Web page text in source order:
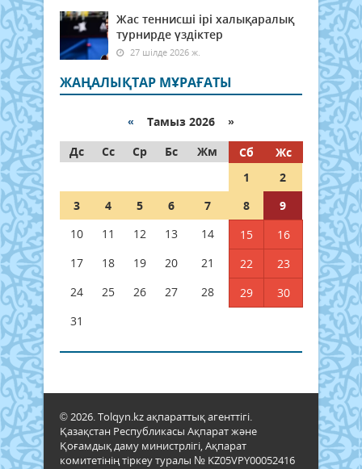
Жас теннисші ірі халықаралық
турнирде үздіктер
27 шілде 2026 ж.
ЖАҢАЛЫҚТАР МҰРАҒАТЫ
« Тамыз 2026 »
Дс
Сс Ср Бс Жм Сб
Жс
1
2
3
4 5 6 7 8
9
10
11 12 13 14 15
16
17
18 19 20 21 22
23
24
25 26 27 28 29
30
31
© 2026. Tolqyn.kz ақпараттық агенттігі.
Қазақстан Республикасы Ақпарат және
Қоғамдық даму министрлігі, Ақпарат
комитетінің тіркеу туралы № KZ05VPY00052416